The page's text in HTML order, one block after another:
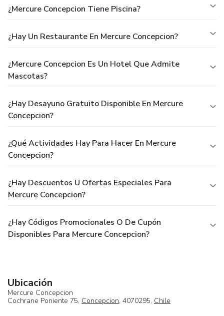
¿Mercure Concepcion Tiene Piscina?
¿Hay Un Restaurante En Mercure Concepcion?
¿Mercure Concepcion Es Un Hotel Que Admite
Mascotas?
¿Hay Desayuno Gratuito Disponible En Mercure
Concepcion?
¿Qué Actividades Hay Para Hacer En Mercure
Concepcion?
¿Hay Descuentos U Ofertas Especiales Para
Mercure Concepcion?
¿Hay Códigos Promocionales O De Cupón
Disponibles Para Mercure Concepcion?
Ubicación
Mercure Concepcion
Cochrane Poniente 75, Concepcion, 4070295, Chile